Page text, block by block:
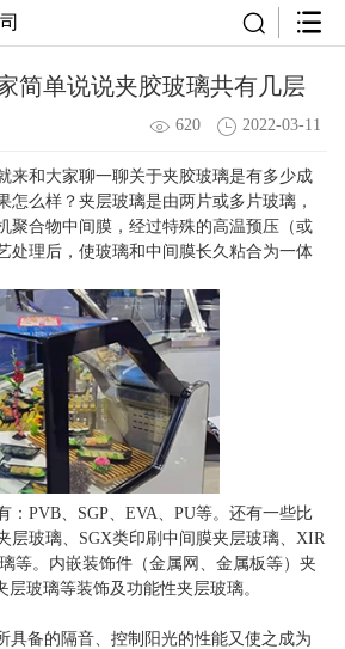
简单说说夹胶玻璃共有几层
620 2022-03-11
来和大家聊一聊关于夹胶玻璃是有多少成
怎么样？夹层玻璃是由两片或多片玻璃，
聚合物中间膜，经过特殊的高温预压（或
处理后，使玻璃和中间膜长久粘合为一体
：PVB、SGP、EVA、PU等。还有一些比
层玻璃、SGX类印刷中间膜夹层玻璃、XIR
等。内嵌装饰件（金属网、金属板等）夹
层玻璃等装饰及功能性夹层玻璃。
具备的隔音、控制阳光的性能又使之成为